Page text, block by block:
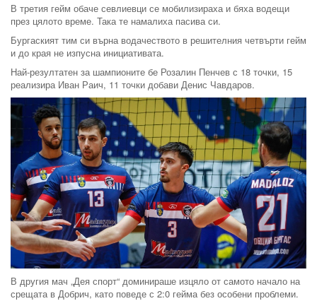
В третия гейм обаче севлиевци се мобилизираха и бяха водещи
през цялото време. Така те намалиха пасива си.
Бургаският тим си върна водачеството в решителния четвърти гейм
и до края не изпусна инициативата.
Най-резултатен за шампионите бе Розалин Пенчев с 18 точки, 15
реализира Иван Раич, 11 точки добави Денис Чавдаров.
В другия мач „Дея спорт“ доминираше изцяло от самото начало на
срещата в Добрич, като поведе с 2:0 гейма без особени проблеми.